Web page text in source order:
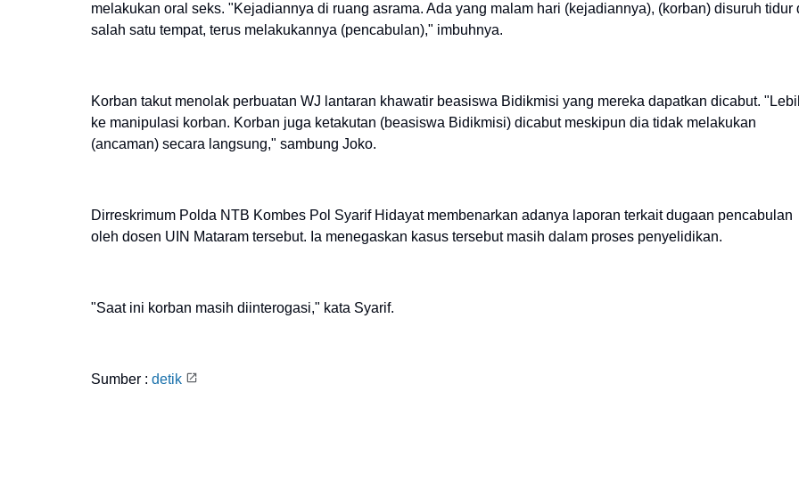
melakukan oral seks. "Kejadiannya di ruang asrama. Ada yang malam hari (kejadiannya), (korban) disuruh tidur
salah satu tempat, terus melakukannya (pencabulan)," imbuhnya.
Korban takut menolak perbuatan WJ lantaran khawatir beasiswa Bidikmisi yang mereka dapatkan dicabut.
ke manipulasi korban. Korban juga ketakutan (beasiswa Bidikmisi) dicabut meskipun dia tidak melakukan
(ancaman) secara langsung," sambung Joko.
Dirreskrimum Polda NTB Kombes Pol Syarif Hidayat membenarkan adanya laporan terkait dugaan pencabulan
oleh dosen UIN Mataram tersebut. Ia menegaskan kasus tersebut masih dalam proses penyelidikan.
"Saat ini korban masih diinterogasi," kata Syarif.
Sumber : detik